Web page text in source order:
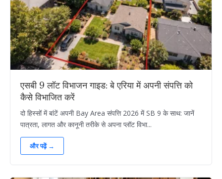
एसबी 9 लॉट विभाजन गाइड: बे एरिया में अपनी संपत्ति को
कैसे विभाजित करें
दो हिस्सों में बांटें अपनी Bay Area संपत्ति 2026 में SB 9 के साथ: जानें
पात्रता, लागत और कानूनी तरीके से अपना प्लॉट विभा...
और पढ़ें →